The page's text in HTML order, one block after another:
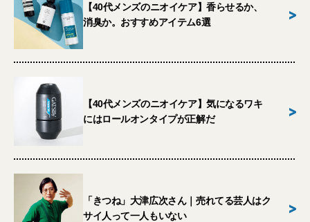
【40代メンズのニオイケア】香らせるか、
消臭か。おすすめアイテム6選
>
【40代メンズのニオイケア】気になるワキ
にはロールオンタイプが正解だ
>
「きつね」大津広次さん｜売れてる芸人はク
サイ人って一人もいない
>